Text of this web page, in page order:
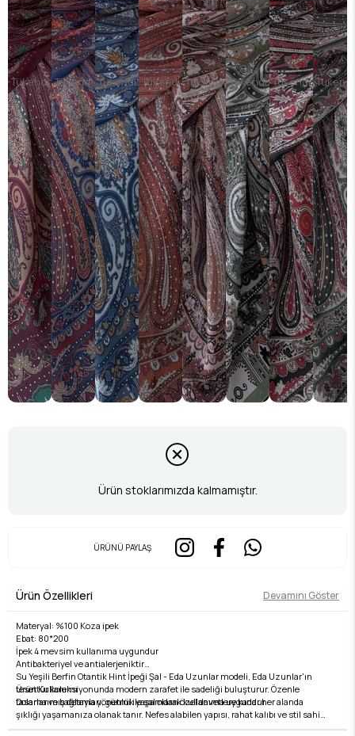
Tükendi Tükendi Tükendi Tükendi Tükendi Tükendi Tükendi Tükendi
Ürün stoklarımızda kalmamıştır.
ÜRÜNÜ PAYLAŞ
Ürün Özellikleri Devamını Göster
Materyal: %100 Koza ipek
Ebat: 80*200
İpek 4 mevsim kullanıma uygundur
Antibakteriyel ve antialerjeniktir
Ürün Kullanımı
Dolama ve bağlama yönetmi ile şal olarak kullanıma uygundur.
Yıkama Talimatı:
Su Yeşili Berfin Otantik Hint İpeği Şal - Eda Uzunlar modeli, Eda Uzunlar'ın
tesettür koleksiyonunda modern zarafet ile sadeliği buluşturur. Özenle
tasarlanmış detayları, günlük yaşamdan özel davetlere kadar her alanda
şıklığı yaşamanıza olanak tanır. Nefes alabilen yapısı, rahat kalıbı ve stil sahibi
çizgileri ile hem konforlu hem de zarif bir kullanım sunar. Kumaş kalitesi, Eda